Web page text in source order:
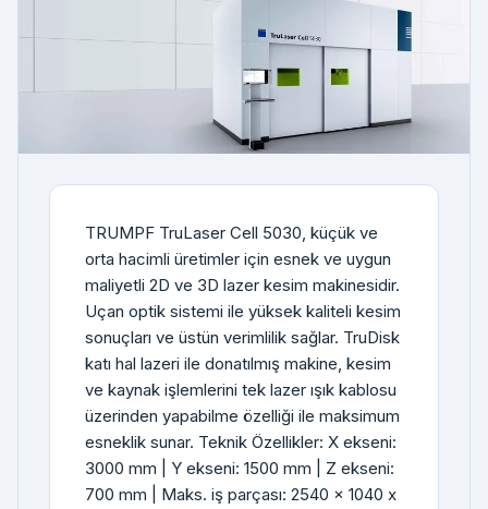
TRUMPF TruLaser Cell 5030, küçük ve
orta hacimli üretimler için esnek ve uygun
maliyetli 2D ve 3D lazer kesim makinesidir.
Uçan optik sistemi ile yüksek kaliteli kesim
sonuçları ve üstün verimlilik sağlar. TruDisk
katı hal lazeri ile donatılmış makine, kesim
ve kaynak işlemlerini tek lazer ışık kablosu
üzerinden yapabilme özelliği ile maksimum
esneklik sunar. Teknik Özellikler: X ekseni:
3000 mm | Y ekseni: 1500 mm | Z ekseni:
700 mm | Maks. iş parçası: 2540 x 1040 x